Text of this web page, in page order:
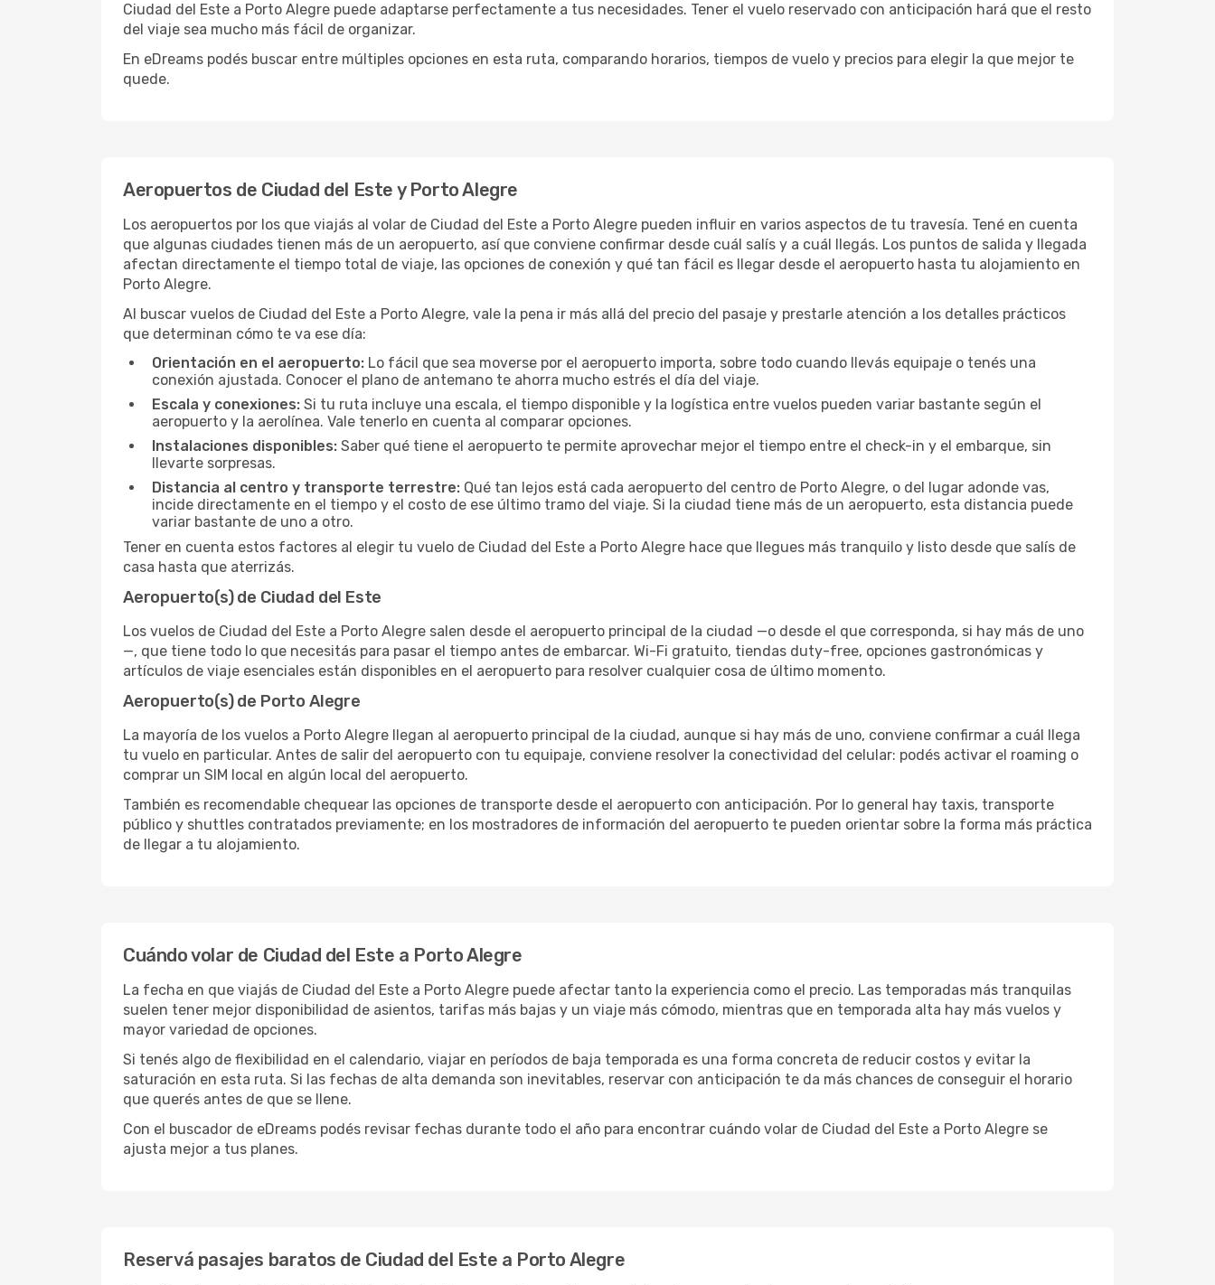
Ciudad del Este a Porto Alegre puede adaptarse perfectamente a tus necesidades. Tener el vuelo reservado con anticipación hará que el resto
del viaje sea mucho más fácil de organizar.
En eDreams podés buscar entre múltiples opciones en esta ruta, comparando horarios, tiempos de vuelo y precios para elegir la que mejor te
quede.
Aeropuertos de Ciudad del Este y Porto Alegre
Los aeropuertos por los que viajás al volar de Ciudad del Este a Porto Alegre pueden influir en varios aspectos de tu travesía. Tené en cuenta
que algunas ciudades tienen más de un aeropuerto, así que conviene confirmar desde cuál salís y a cuál llegás. Los puntos de salida y llegada
afectan directamente el tiempo total de viaje, las opciones de conexión y qué tan fácil es llegar desde el aeropuerto hasta tu alojamiento en
Porto Alegre.
Al buscar vuelos de Ciudad del Este a Porto Alegre, vale la pena ir más allá del precio del pasaje y prestarle atención a los detalles prácticos
que determinan cómo te va ese día:
Orientación en el aeropuerto: Lo fácil que sea moverse por el aeropuerto importa, sobre todo cuando llevás equipaje o tenés una
conexión ajustada. Conocer el plano de antemano te ahorra mucho estrés el día del viaje.
Escala y conexiones: Si tu ruta incluye una escala, el tiempo disponible y la logística entre vuelos pueden variar bastante según el
aeropuerto y la aerolínea. Vale tenerlo en cuenta al comparar opciones.
Instalaciones disponibles: Saber qué tiene el aeropuerto te permite aprovechar mejor el tiempo entre el check-in y el embarque, sin
llevarte sorpresas.
Distancia al centro y transporte terrestre: Qué tan lejos está cada aeropuerto del centro de Porto Alegre, o del lugar adonde vas,
incide directamente en el tiempo y el costo de ese último tramo del viaje. Si la ciudad tiene más de un aeropuerto, esta distancia puede
variar bastante de uno a otro.
Tener en cuenta estos factores al elegir tu vuelo de Ciudad del Este a Porto Alegre hace que llegues más tranquilo y listo desde que salís de
casa hasta que aterrizás.
Aeropuerto(s) de Ciudad del Este
Los vuelos de Ciudad del Este a Porto Alegre salen desde el aeropuerto principal de la ciudad —o desde el que corresponda, si hay más de uno
—, que tiene todo lo que necesitás para pasar el tiempo antes de embarcar. Wi-Fi gratuito, tiendas duty-free, opciones gastronómicas y
artículos de viaje esenciales están disponibles en el aeropuerto para resolver cualquier cosa de último momento.
Aeropuerto(s) de Porto Alegre
La mayoría de los vuelos a Porto Alegre llegan al aeropuerto principal de la ciudad, aunque si hay más de uno, conviene confirmar a cuál llega
tu vuelo en particular. Antes de salir del aeropuerto con tu equipaje, conviene resolver la conectividad del celular: podés activar el roaming o
comprar un SIM local en algún local del aeropuerto.
También es recomendable chequear las opciones de transporte desde el aeropuerto con anticipación. Por lo general hay taxis, transporte
público y shuttles contratados previamente; en los mostradores de información del aeropuerto te pueden orientar sobre la forma más práctica
de llegar a tu alojamiento.
Cuándo volar de Ciudad del Este a Porto Alegre
La fecha en que viajás de Ciudad del Este a Porto Alegre puede afectar tanto la experiencia como el precio. Las temporadas más tranquilas
suelen tener mejor disponibilidad de asientos, tarifas más bajas y un viaje más cómodo, mientras que en temporada alta hay más vuelos y
mayor variedad de opciones.
Si tenés algo de flexibilidad en el calendario, viajar en períodos de baja temporada es una forma concreta de reducir costos y evitar la
saturación en esta ruta. Si las fechas de alta demanda son inevitables, reservar con anticipación te da más chances de conseguir el horario
que querés antes de que se llene.
Con el buscador de eDreams podés revisar fechas durante todo el año para encontrar cuándo volar de Ciudad del Este a Porto Alegre se
ajusta mejor a tus planes.
Reservá pasajes baratos de Ciudad del Este a Porto Alegre